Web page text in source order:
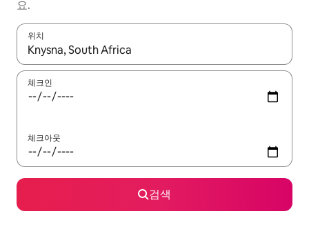
요.
위치
결과가 나오면 위·아래 화살표 키를 사용하거나 터치 또는 스와이
체크인
체크아웃
검색